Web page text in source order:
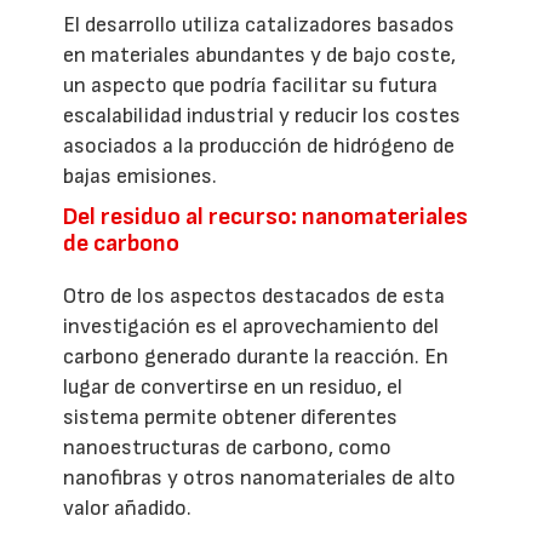
El desarrollo utiliza catalizadores basados
en materiales abundantes y de bajo coste,
un aspecto que podría facilitar su futura
escalabilidad industrial y reducir los costes
asociados a la producción de hidrógeno de
bajas emisiones.
Del residuo al recurso: nanomateriales
de carbono
Otro de los aspectos destacados de esta
investigación es el aprovechamiento del
carbono generado durante la reacción. En
lugar de convertirse en un residuo, el
sistema permite obtener diferentes
nanoestructuras de carbono, como
nanofibras y otros nanomateriales de alto
valor añadido.